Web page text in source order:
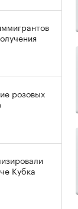
розовых
Кубка